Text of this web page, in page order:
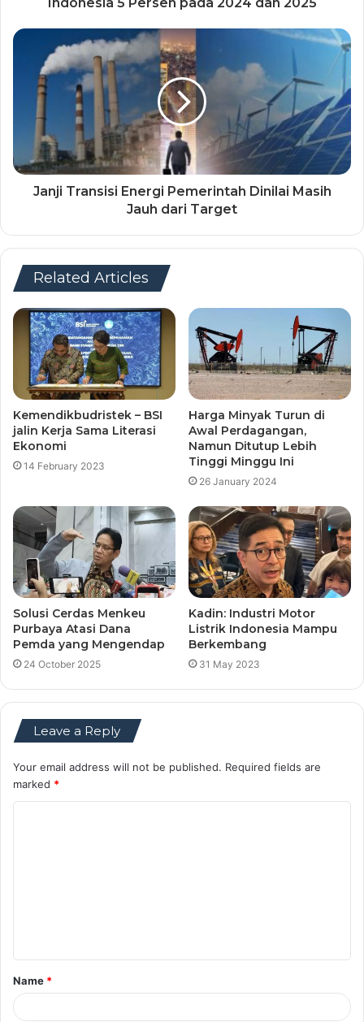
Indonesia 5 Persen pada 2024 dan 2025
Janji Transisi Energi Pemerintah Dinilai Masih
Jauh dari Target
Related Articles
Kemendikbudristek – BSI
jalin Kerja Sama Literasi
Ekonomi
14 February 2023
Harga Minyak Turun di
Awal Perdagangan,
Namun Ditutup Lebih
Tinggi Minggu Ini
26 January 2024
Solusi Cerdas Menkeu
Purbaya Atasi Dana
Pemda yang Mengendap
24 October 2025
Kadin: Industri Motor
Listrik Indonesia Mampu
Berkembang
31 May 2023
Leave a Reply
Your email address will not be published. Required fields are
marked *
t
*
Name *